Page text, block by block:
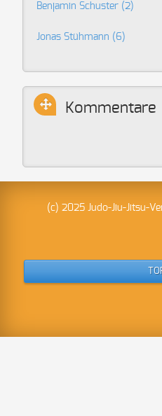
Benjamin Schuster (2)
Jonas Stühmann (6)
Kommentare
(c) 2025 Judo-Jiu-Jitsu-